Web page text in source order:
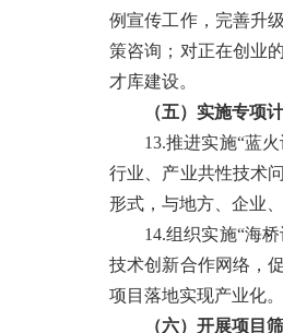
例宣传工作，完善升
策咨询；对正在创业
才库建设。
（五）实施专项
13.推进实施“蓝火
行业、产业共性技术
形式，与地方、企业
14.组织实施“海桥
技术创新合作网络，
项目落地实现产业化。
（六）开展项目筛